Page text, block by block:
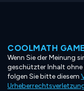
COOLMATH
Wenn Sie der Meinung
geschützter Inhalt ohne
folgen Sie bitte diesem